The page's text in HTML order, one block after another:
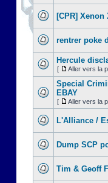
[CPR]
rentrer poke
Hercule
[ Aller vers la
Special
EBAY
[ Aller vers la
L'Alliance /
Dump SCP
Tim & Geoff